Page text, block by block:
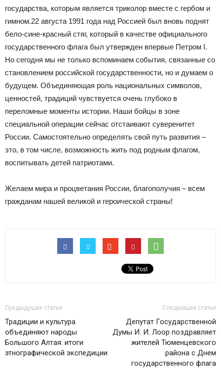
государства, которым является триколор вместе с гербом и
гимном.22 августа 1991 года над Россией был вновь поднят
бело-сине-красный стяг, который в качестве официального
государственного флага был утвержден впервые Петром I.
Но сегодня мы не только вспоминаем события, связанные со
становлением российской государственности, но и думаем о
будущем. Объединяющая роль национальных символов,
ценностей, традиций чувствуется очень глубоко в
переломные моменты истории. Наши бойцы в зоне
специальной операции сейчас отстаивают суверенитет
России. Самостоятельно определять свой путь развития –
это, в том числе, возможность жить под родным флагом,
воспитывать детей патриотами.
Желаем мира и процветания России, благополучия – всем
гражданам нашей великой и героической страны!
Предыдущая статья
Традиции и культура
объединяют народы
Большого Алтая: итоги
этнографической экспедиции
Следующая статья
Депутат Государственной
Думы И. И. Лоор поздравляет
жителей Тюменцевского
района с Днем
государственного флага